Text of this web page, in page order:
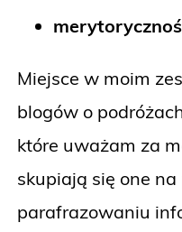
Miejsce w moim
blogów o
które uważam za
skupiają się one
parafrazowaniu